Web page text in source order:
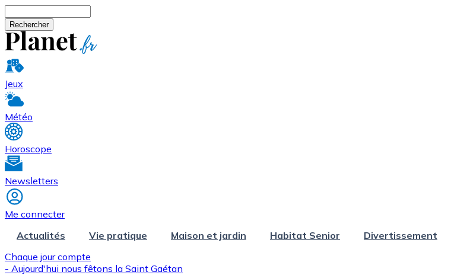
Jeux
Météo
Horoscope
Newsletters
Me connecter
Actualités
Vie pratique Maison et jardin Habitat Senior Divertissement
Chaque jour compte
- Aujourd'hui nous fêtons la Saint Gaétan